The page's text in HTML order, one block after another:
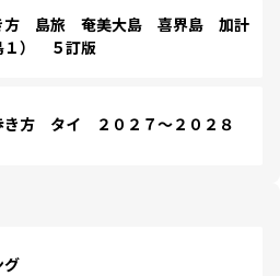
方 島旅 奄美大島 喜界島 加計
１） ５訂版
方 タイ ２０２７～２０２８
グ